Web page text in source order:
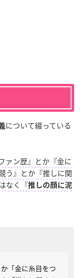
について綴っている
ァン歴』とか『金に
う』とか『推しに関
なく『推しの顔に泥
「金に糸目をつ